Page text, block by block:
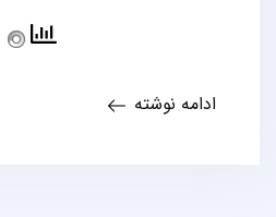
ادامه نوشته